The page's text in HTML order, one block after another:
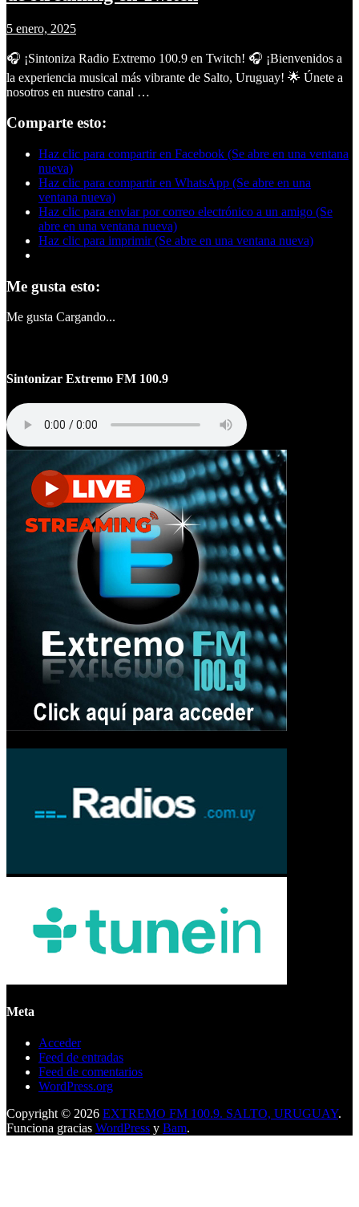
5 enero, 2025
🎧 ¡Sintoniza Radio Extremo 100.9 en Twitch! 🎧 ¡Bienvenidos a
la experiencia musical más vibrante de Salto, Uruguay! 🌟 Únete a
nosotros en nuestro canal …
Comparte esto:
Haz clic para compartir en Facebook (Se abre en una ventana
nueva)
Haz clic para compartir en WhatsApp (Se abre en una
ventana nueva)
Haz clic para enviar por correo electrónico a un amigo (Se
abre en una ventana nueva)
Haz clic para imprimir (Se abre en una ventana nueva)
Me gusta esto:
Me gusta Cargando...
Sintonizar Extremo FM 100.9
Meta
Acceder
Feed de entradas
Feed de comentarios
WordPress.org
Copyright © 2026 EXTREMO FM 100.9. SALTO, URUGUAY.
Funciona gracias WordPress y Bam.